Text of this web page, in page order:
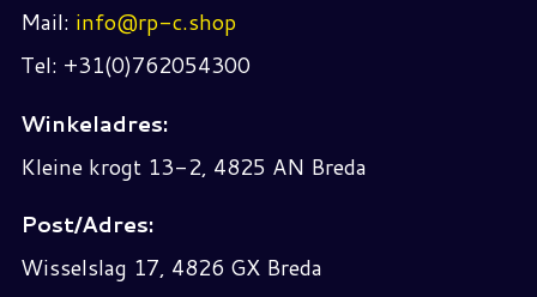
Mail: info@rp-c.shop
Tel: +31(0)762054300
Winkeladres:
Kleine krogt 13-2, 4825 AN Breda
Post/Adres:
Wisselslag 17, 4826 GX Breda